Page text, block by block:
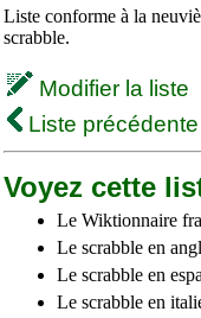
Liste conforme à la
scrabble.
Modifier la liste
Liste précédente
Voyez cette
Le Wiktionnaire
Le scrabble en
Le scrabble en
Le scrabble en